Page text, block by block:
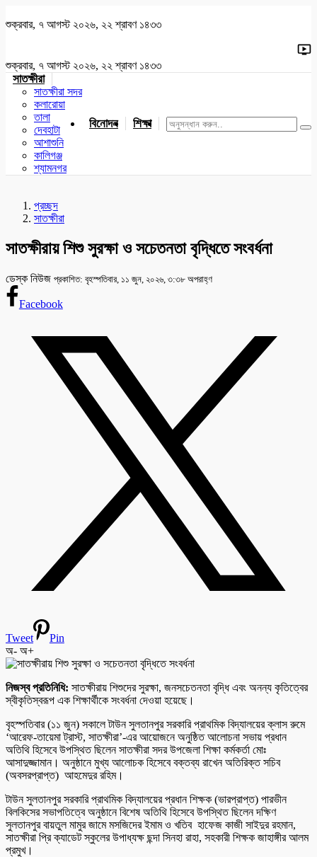
শুক্রবার, ৭ আগস্ট ২০২৬, ২২ শ্রাবণ ১৪৩৩
শুক্রবার, ৭ আগস্ট ২০২৬, ২২ শ্রাবণ ১৪৩৩
সাতক্ষীরা
সাতক্ষীরা সদর
কলারোয়া
তালা
দেবহাটা
আশাশুনি
কালিগঞ্জ
শ্যামনগর
বিনোদন শিক্ষা খেলাধুলা জাতীয় যশোর
প্রচ্ছদ
সাতক্ষীরা
সাতক্ষীরায় শিশু সুরক্ষা ও সচেতনতা বৃদ্ধিতে সংবর্ধনা
ডেস্ক নিউজ প্রকাশিত: বৃহস্পতিবার, ১১ জুন, ২০২৬, ৩:৩৮ অপরাহ্ণ
Facebook
Tweet
Pin
অ- অ+
নিজস্ব প্রতিনিধি: সাতক্ষীরায় শিশুদের সুরক্ষা, জনসচেতনতা বৃদ্ধি এবং অনন্য কৃতিত্বের
স্বীকৃতিস্বরূপ এক শিক্ষার্থীকে সংবর্ধনা দেওয়া হয়েছে।
বৃহস্পতিবার (১১ জুন) সকালে টাউন সুলতানপুর সরকারি প্রাথমিক বিদ্যালয়ের ক্লাস রুমে
‘আরেফ-তায়েমা ট্রাস্ট, সাতক্ষীরা’-এর আয়োজনে অনুষ্ঠিত আলোচনা সভায় প্রধান
অতিথি হিসেবে উপস্থিত ছিলেন সাতক্ষীরা সদর উপজেলা শিক্ষা কর্মকর্তা মোঃ
আসাদুজ্জামান। অনুষ্ঠানে মুখ্য আলোচক হিসেবে বক্তব্য রাখেন অতিরিক্ত সচিব
(অবসরপ্রাপ্ত) আহমেদুর রহিম।
টাউন সুলতানপুর সরকারি প্রাথমিক বিদ্যালয়ের প্রধান শিক্ষক (ভারপ্রাপ্ত) পারভীন
বিলকিসের সভাপতিত্বে অনুষ্ঠানে বিশেষ অতিথি হিসেবে উপস্থিত ছিলেন দক্ষিণ
সুলতানপুর বায়তুল মামুর জামে মসজিদের ইমাম ও খতিব হাফেজ কাজী সাইদুর রহমান,
সাতক্ষীরা প্রি ক্যাডেট স্কুলের উপাধ্যক্ষ ছন্দা সিনহা রাহা, সহকারী শিক্ষক জাহাঙ্গীর আলম
প্রমুখ।